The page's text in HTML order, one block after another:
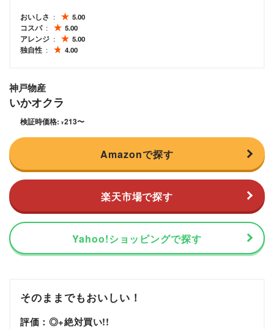
おいしさ
5.00
コスパ
5.00
アレンジ
5.00
独自性
4.00
神戸物産
いかオクラ
検証時価格: ¥213〜
Amazonで探す
楽天市場で探す
Yahoo!ショッピングで探す
そのままでもおいしい！
評価：◎+絶対買い!!